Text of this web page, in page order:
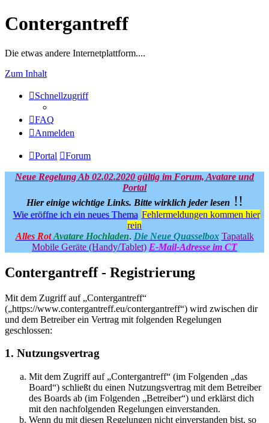
Contergantreff
Die etwas andere Internetplattform....
Zum Inhalt
Schnellzugriff
FAQ
Anmelden
Portal Forum
Neue Regelung Ab 02.02.2020 gültig im Forum, Avatare und
Portal
Hier einige wichtige Links. Bitte wirklich jeder lesen !!
Wie eröffne ich ein neues Thema Fehlermeldungen kommen hier
rein
Alles Rot Avatare Hochladen. Die Neue Quasselbox Tapatalk
Mobile Geräte (Handy/Tablet) E-Mail-Adresse im CT
Contergantreff - Registrierung
Mit dem Zugriff auf „Contergantreff“
(„https://www.contergantreff.eu/contergantreff“) wird zwischen dir
und dem Betreiber ein Vertrag mit folgenden Regelungen
geschlossen:
1. Nutzungsvertrag
Mit dem Zugriff auf „Contergantreff“ (im Folgenden „das
Board“) schließt du einen Nutzungsvertrag mit dem Betreiber
des Boards ab (im Folgenden „Betreiber“) und erklärst dich
mit den nachfolgenden Regelungen einverstanden.
Wenn du mit diesen Regelungen nicht einverstanden bist, so